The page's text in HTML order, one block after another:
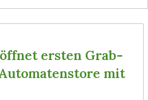
ersten Grab-
mit